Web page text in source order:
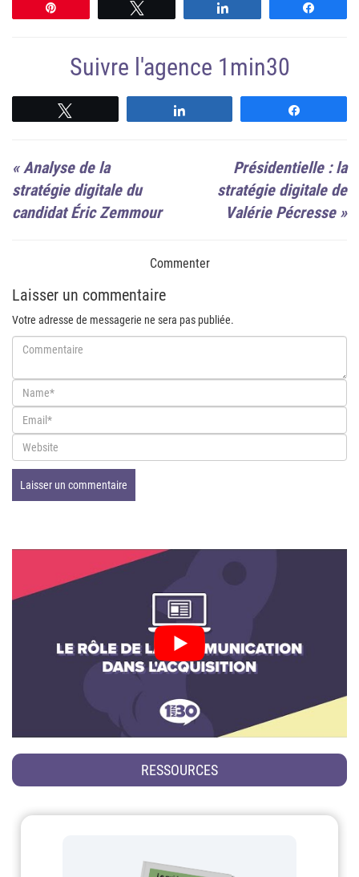
Suivre l'agence 1min30
«Analyse de la
stratégie digitale du
candidat Éric Zemmour
Présidentielle : la
stratégie digitale de
Valérie Pécresse»
Commenter
Laisser un commentaire
Votre adresse de messagerie ne sera pas publiée.
RESSOURCES